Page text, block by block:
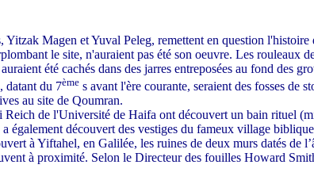
Magen et Yuval Peleg, remettent en question
le site, n'auraient pas été son oeuvre. Les rouleaux
été cachés dans des jarres entreposées au fond des
datant du 7ème s avant l'ère courante, seraient des fosses de
au site de Qoumran.
de l'Université de Haifa ont découvert un bain rituel
également découvert des vestiges du fameux village
à Yiftahel, en Galilée, les ruines de deux murs datés de
à proximité. Selon le Directeur des fouilles Howard